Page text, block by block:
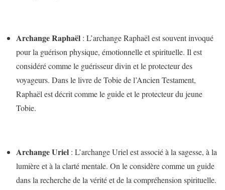
Archange Raphaël : L’archange Raphaël est souvent invoqué
pour la guérison physique, émotionnelle et spirituelle. Il est
considéré comme le guérisseur divin et le protecteur des
voyageurs. Dans le livre de Tobie de l’Ancien Testament,
Raphaël est décrit comme le guide et le protecteur du jeune
Tobie.
Archange Uriel : L’archange Uriel est associé à la sagesse, à la
lumière et à la clarté mentale. On le considère comme un guide
dans la recherche de la vérité et de la compréhension spirituelle.